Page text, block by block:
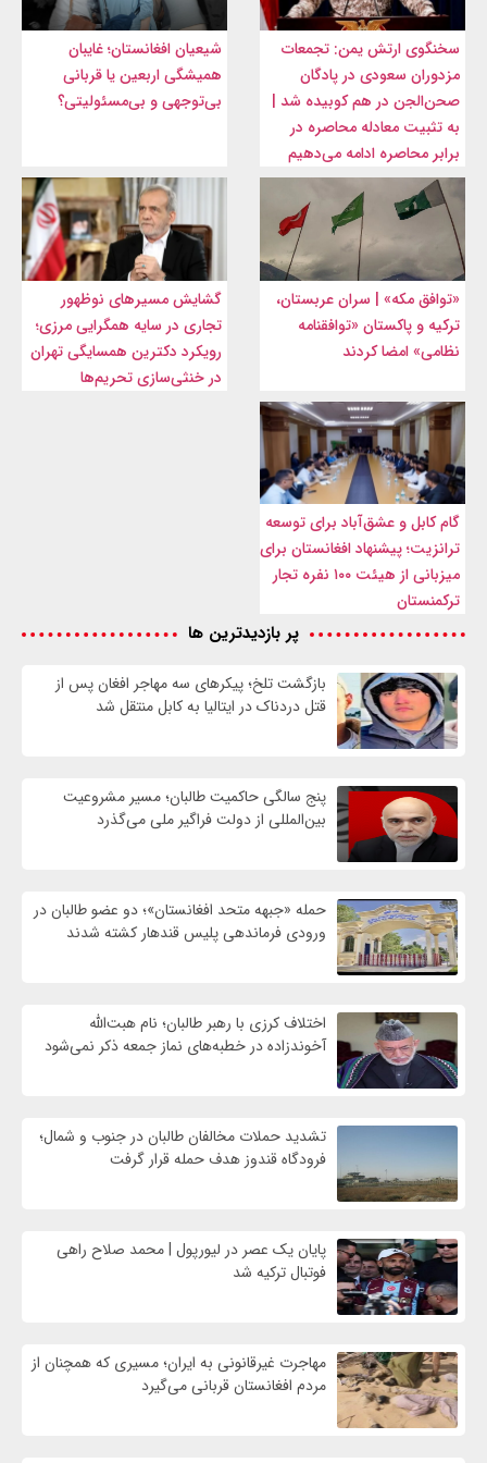
سخنگوی ارتش یمن: تجمعات
مزدوران سعودی در پادگان
صحن‌الجن در هم کوبیده شد |
به تثبیت معادله محاصره در
برابر محاصره ادامه می‌دهیم
شیعیان افغانستان؛ غایبان
همیشگی اربعین یا قربانی
بی‌توجهی و بی‌مسئولیتی؟
«توافق مکه» | سران عربستان،
ترکیه و پاکستان «توافقنامه
نظامی» امضا کردند
گشایش مسیرهای نوظهور
تجاری در سایه همگرایی مرزی؛
رویکرد دکترین همسایگی تهران
در خنثی‌سازی تحریم‌ها
گام کابل و عشق‌آباد برای توسعه
ترانزیت؛ پیشنهاد افغانستان برای
میزبانی از هیئت ۱۰۰ نفره تجار
ترکمنستان
پر بازدیدترین ها
بازگشت تلخ؛ پیکرهای سه مهاجر افغان پس از
قتل دردناک در ایتالیا به کابل منتقل شد
پنج سالگی حاکمیت طالبان؛ مسیر مشروعیت
بین‌المللی از دولت فراگیر ملی می‌گذرد
حمله «جبهه متحد افغانستان»؛ دو عضو طالبان در
ورودی فرماندهی پلیس قندهار کشته شدند
اختلاف کرزی با رهبر طالبان؛ نام هبت‌الله
آخوندزاده در خطبه‌های نماز جمعه ذکر نمی‌شود
تشدید حملات مخالفان طالبان در جنوب و شمال؛
فرودگاه قندوز هدف حمله قرار گرفت
پایان یک عصر در لیورپول | محمد صلاح راهی
فوتبال ترکیه شد
مهاجرت غیرقانونی به ایران؛ مسیری که همچنان از
مردم افغانستان قربانی می‌گیرد